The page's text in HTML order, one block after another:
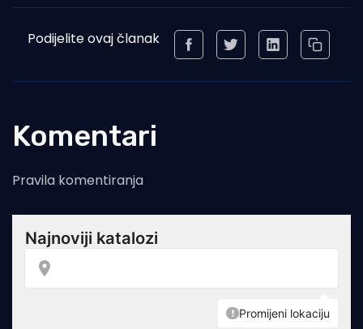
Podijelite ovaj članak
Komentari
Pravila komentiranja